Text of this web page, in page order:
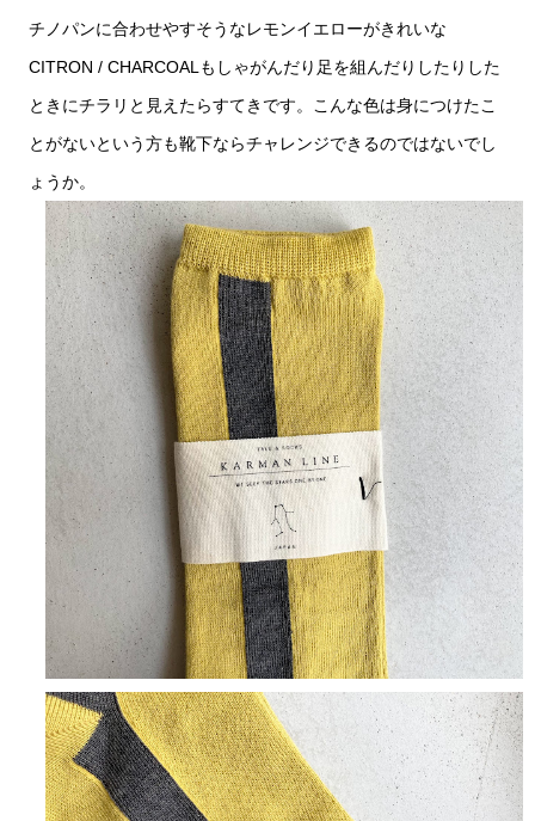
チノパンに合わせやすそうなレモンイエローがきれいな
CITRON / CHARCOALもしゃがんだり足を組んだりしたりした
ときにチラリと見えたらすてきです。こんな色は身につけたこ
とがないという方も靴下ならチャレンジできるのではないでし
ょうか。